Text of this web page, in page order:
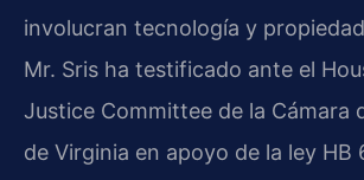
involucran tecnología y
Mr. Sris ha testificado ante el
Justice Committee de la Cámara
de Virginia en apoyo de la ley HB